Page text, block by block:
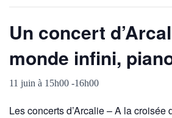
Un concert
monde infini,
11 juin à 15h00 -16h00
Les concerts d’Arcalie – A la croisée